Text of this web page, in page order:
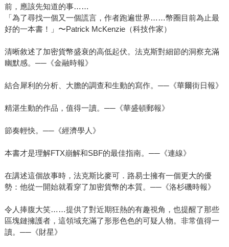
前，應該先知道的事……
「為了尋找一個又一個謊言，作者跑遍世界……幣圈目前為止最
好的一本書！」〜Patrick McKenzie（科技作家）
清晰敘述了加密貨幣盛衰的高低起伏。法克斯對細節的洞察充滿
幽默感。──《金融時報》
結合犀利的分析、大膽的調查和生動的寫作。──《華爾街日報》
精湛生動的作品，值得一讀。──《華盛頓郵報》
節奏輕快。──《經濟學人》
本書才是理解FTX崩解和SBF的最佳指南。──《連線》
在講述這個故事時，法克斯比麥可．路易士擁有一個更大的優
勢：他從一開始就看穿了加密貨幣的本質。──《洛杉磯時報》
令人捧腹大笑……提供了對近期狂熱的有趣視角，也提醒了那些
區塊鏈擁護者，這領域充滿了形形色色的可疑人物。非常值得一
讀。──《財星》